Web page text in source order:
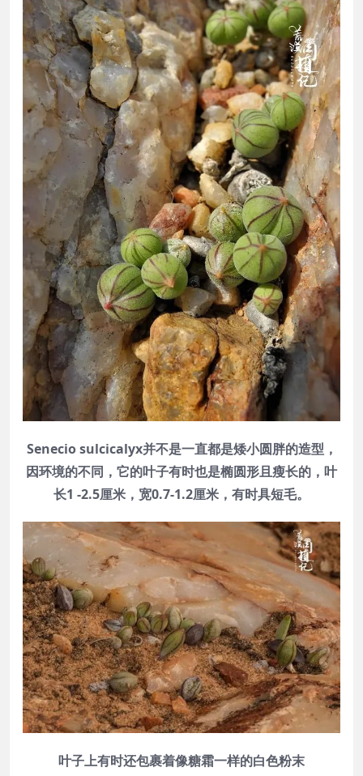
Senecio sulcicalyx并不是一直都是矮小圆胖的造型，
因环境的不同，它的叶子有时也是椭圆形且瘦长的，叶
长1 -2.5厘米，宽0.7-1.2厘米，有时具短毛。
叶子上有时还包裹着像糖霜一样的白色粉末